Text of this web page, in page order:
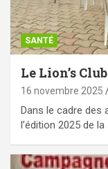
SANTÉ
Le Lion’s
16 novembre 2025
‎Dans le cadre des
l’édition 2025 de